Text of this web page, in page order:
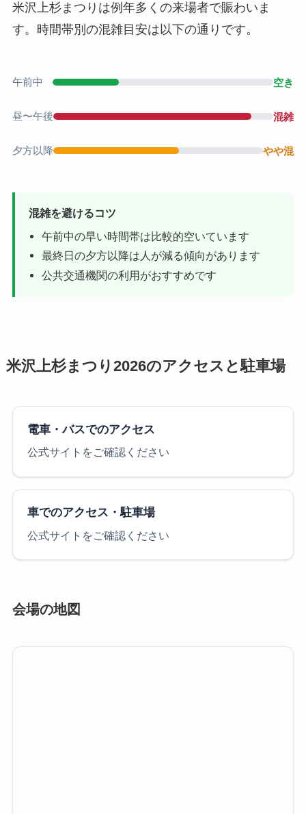
米沢上杉まつりは例年多くの来場者で賑わいま
す。時間帯別の混雑目安は以下の通りです。
午前中 空き
昼〜午後 混雑
夕方以降 やや混
混雑を避けるコツ
午前中の早い時間帯は比較的空いています
最終日の夕方以降は人が減る傾向があります
公共交通機関の利用がおすすめです
米沢上杉まつり2026のアクセスと駐車場
電車・バスでのアクセス
公式サイトをご確認ください
車でのアクセス・駐車場
公式サイトをご確認ください
会場の地図